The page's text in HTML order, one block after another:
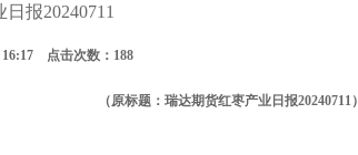
报20240711
16:17 点击次数：188
（原标题：瑞达期货红枣产业日报20240711）